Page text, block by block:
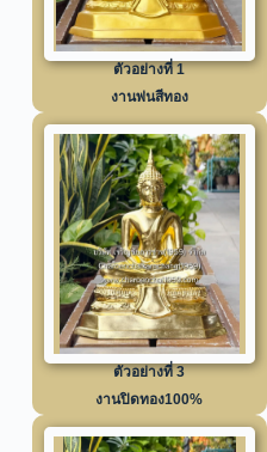
ตัวอย่างที่ 1
งานพ่นสีทอง
ตัวอย่างที่ 3
งานปิดทอง100%